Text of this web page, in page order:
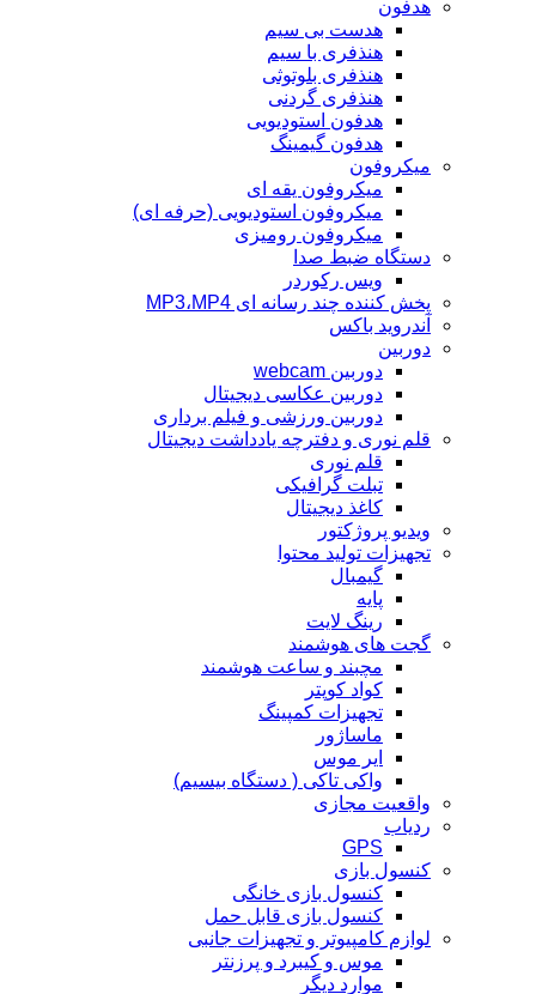
هدفون
هدست بی سیم
هنذفری با سیم
هنذفری بلوتوثی
هنذفری گردنی
هدفون استودیویی
هدفون گیمینگ
میکروفون
میکروفون یقه ای
میکروفون استودیویی (حرفه ای)
میکروفون رومیزی
دستگاه ضبط صدا
ویس رکوردر
پخش کننده چند رسانه ای MP3،MP4
آندروید باکس
دوربین
دوربین webcam
دوربین عکاسی دیجیتال
دوربین‌ ورزشی و فیلم برداری
قلم نوری و دفترچه یادداشت دیجیتال
قلم نوری
تبلت گرافیکی
کاغذ دیجیتال
ویدیو پروژکتور
تجهیزات تولید محتوا
گیمبال
پایه
رینگ لایت
گجت های هوشمند
مچبند و ساعت هوشمند
کواد کوپتر
تجهیزات کمپینگ
ماساژور
ایر موس
واکی تاکی ( دستگاه بیسیم)
واقعیت مجازی
ردیاب
GPS
کنسول بازی
کنسول بازی خانگی
کنسول بازی قابل حمل
لوازم کامپیوتر و تجهیزات جانبی
موس و کیبرد و پرزنتر
موارد دیگر